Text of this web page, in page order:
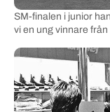
SM-finalen i junior
vi en ung vinnare